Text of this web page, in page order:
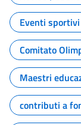
Eventi
Comitato
Maestri
contributi a